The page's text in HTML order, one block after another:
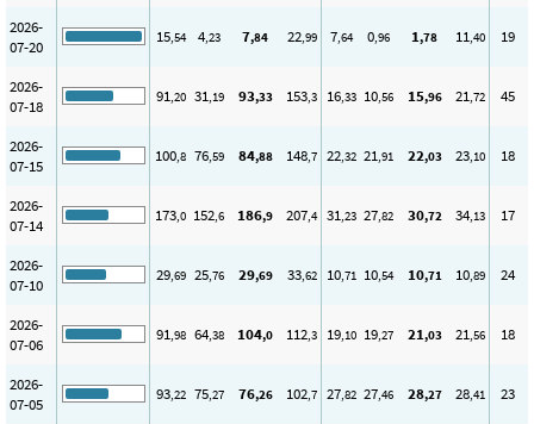
2026-
07-20
15,54 4,23 7,84 22,99 7,64 0,96 1,78 11,40 19
2026-
07-18
91,20 31,19 93,33 153,3 16,33 10,56 15,96 21,72 45
2026-
07-15
100,8 76,59 84,88 148,7 22,32 21,91 22,03 23,10 18
2026-
07-14
173,0 152,6 186,9 207,4 31,23 27,82 30,72 34,13 17
2026-
07-10
29,69 25,76 29,69 33,62 10,71 10,54 10,71 10,89 24
2026-
07-06
91,98 64,38 104,0 112,3 19,10 19,27 21,03 21,56 18
2026-
07-05
93,22 75,27 76,26 102,7 27,82 27,46 28,27 28,41 23